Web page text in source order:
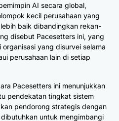
AI secara global,
kecil perusahaan yang
baik dibandingkan rekan-
disebut Pacesetters ini, yang
yang disurvei selama
perusahaan lain di setiap
Pacesetters ini menunjukkan
pendekatan tingkat sistem
pendorong strategis dengan
untuk mengimbangi